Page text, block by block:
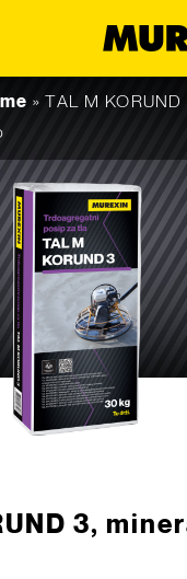
»TAL M KORUND
3,